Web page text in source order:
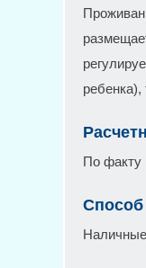
По факту